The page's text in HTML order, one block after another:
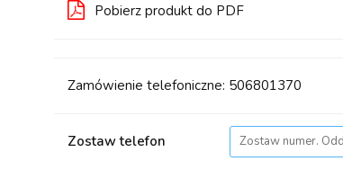
Pobierz produkt do PDF
Zamówienie telefoniczne: 506801370
Zostaw telefon